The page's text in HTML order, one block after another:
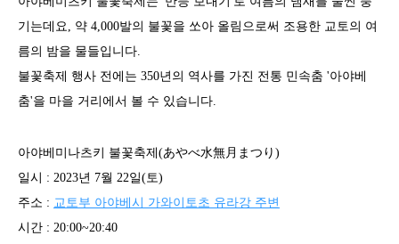
기는데요, 약 4,000발의 불꽃을 쏘아 올림으로써 조용한 교토의 여
름의 밤을 물들입니다.
불꽃축제 행사 전에는 350년의 역사를 가진 전통 민속춤 '아야베
춤'을 마을 거리에서 볼 수 있습니다.
아야베미나츠키 불꽃축제(あやべ水無月まつり)
일시 : 2023년 7월 22일(토)
주소 : 교토부 아야베시 가와이토초 유라강 주변
시간 : 20:00~20:40